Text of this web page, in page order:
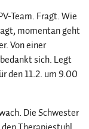
Team. Fragt. Wie
momentan geht
Von einer
sich. Legt
den 11.2. um 9.00
Die Schwester